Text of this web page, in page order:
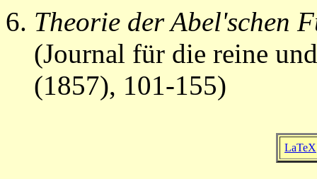
Theorie der Abel'schen
(Journal für die reine
(1857), 101-155)
LaTeX